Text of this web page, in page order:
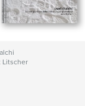
Litscher